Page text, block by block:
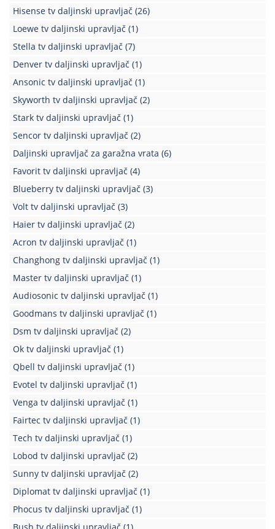
Hisense tv daljinski upravljač (26)
Loewe tv daljinski upravljač (1)
Stella tv daljinski upravljač (7)
Denver tv daljinski upravljač (1)
Ansonic tv daljinski upravljač (1)
Skyworth tv daljinski upravljač (2)
Stark tv daljinski upravljač (1)
Sencor tv daljinski upravljač (2)
Daljinski upravljač za garažna vrata (6)
Favorit tv daljinski upravljač (4)
Blueberry tv daljinski upravljač (3)
Volt tv daljinski upravljač (3)
Haier tv daljinski upravljač (2)
Acron tv daljinski upravljač (1)
Changhong tv daljinski upravljač (1)
Master tv daljinski upravljač (1)
Audiosonic tv daljinski upravljač (1)
Goodmans tv daljinski upravljač (1)
Dsm tv daljinski upravljač (2)
Ok tv daljinski upravljač (1)
Qbell tv daljinski upravljač (1)
Evotel tv daljinski upravljač (1)
Venga tv daljinski upravljač (1)
Fairtec tv daljinski upravljač (1)
Tech tv daljinski upravljač (1)
Lobod tv daljinski upravljač (2)
Sunny tv daljinski upravljač (2)
Diplomat tv daljinski upravljač (1)
Phocus tv daljinski upravljač (1)